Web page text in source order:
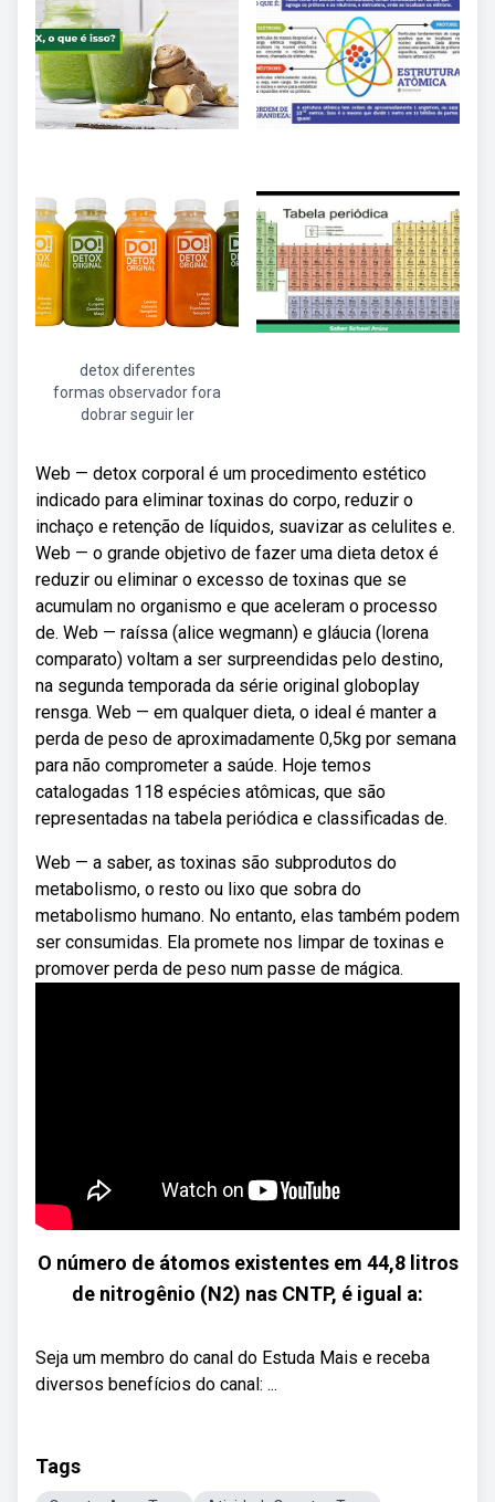
detox diferentes
formas observador fora
dobrar seguir ler
Web — detox corporal é um procedimento estético
indicado para eliminar toxinas do corpo, reduzir o
inchaço e retenção de líquidos, suavizar as celulites e.
Web — o grande objetivo de fazer uma dieta detox é
reduzir ou eliminar o excesso de toxinas que se
acumulam no organismo e que aceleram o processo
de. Web — raíssa (alice wegmann) e gláucia (lorena
comparato) voltam a ser surpreendidas pelo destino,
na segunda temporada da série original globoplay
rensga. Web — em qualquer dieta, o ideal é manter a
perda de peso de aproximadamente 0,5kg por semana
para não comprometer a saúde. Hoje temos
catalogadas 118 espécies atômicas, que são
representadas na tabela periódica e classificadas de.
Web — a saber, as toxinas são subprodutos do
metabolismo, o resto ou lixo que sobra do
metabolismo humano. No entanto, elas também podem
ser consumidas. Ela promete nos limpar de toxinas e
promover perda de peso num passe de mágica.
O número de átomos existentes em 44,8 litros
de nitrogênio (N2) nas CNTP, é igual a:
Seja um membro do canal do Estuda Mais e receba
diversos benefícios do canal: ...
Tags